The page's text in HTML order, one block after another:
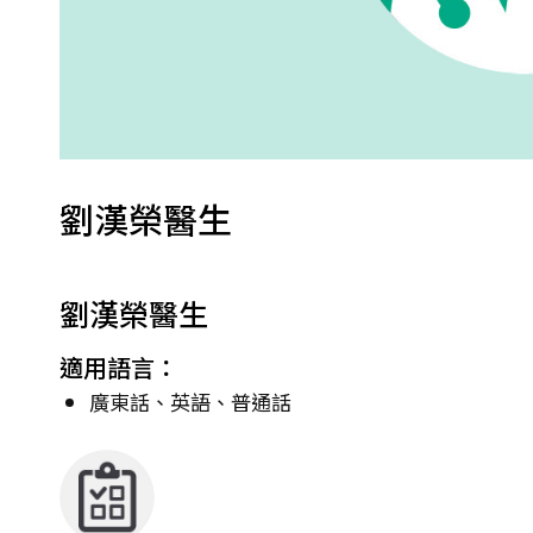
劉漢榮醫生
劉漢榮醫生
適用語言：
廣東話、英語、普通話